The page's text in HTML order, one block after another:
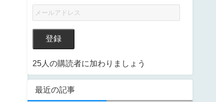
登録
25人の購読者に加わりましょう
最近の記事